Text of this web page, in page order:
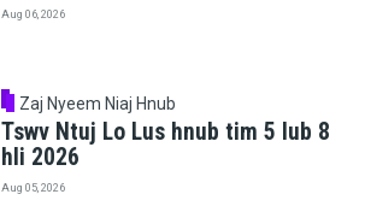
Aug 06, 2026
Zaj Nyeem Niaj Hnub
Tswv Ntuj Lo Lus hnub tim 5 lub 8
hli 2026
Aug 05, 2026